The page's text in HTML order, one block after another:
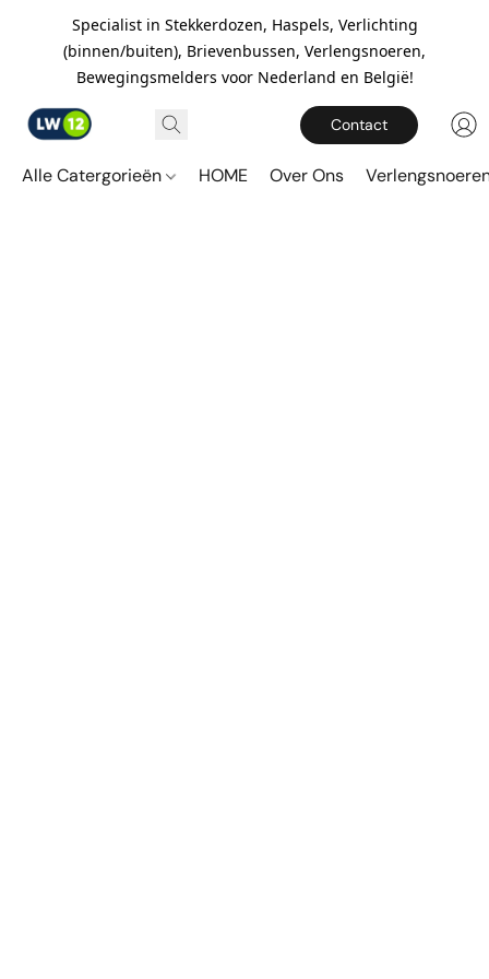
Specialist in Stekkerdozen, Haspels, Verlichting
(binnen/buiten), Brievenbussen, Verlengsnoeren,
Bewegingsmelders voor Nederland en België!
Contact
Alle Catergorieën HOME Over Ons